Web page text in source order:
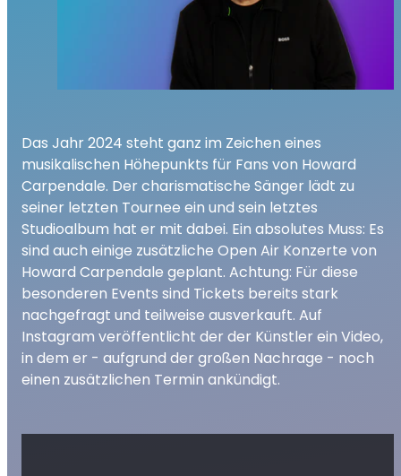
Das Jahr 2024 steht ganz im Zeichen eines
musikalischen Höhepunkts für Fans von Howard
Carpendale. Der charismatische Sänger lädt zu
seiner letzten Tournee ein und sein letztes
Studioalbum hat er mit dabei. Ein absolutes Muss: Es
sind auch einige zusätzliche Open Air Konzerte von
Howard Carpendale geplant. Achtung: Für diese
besonderen Events sind Tickets bereits stark
nachgefragt und teilweise ausverkauft. Auf
Instagram veröffentlicht der der Künstler ein Video,
in dem er - aufgrund der großen Nachrage - noch
einen zusätzlichen Termin ankündigt.